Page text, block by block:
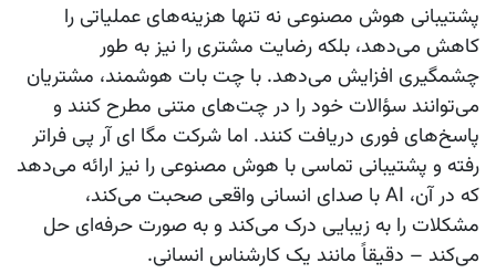
پشتیبانی هوش مصنوعی نه تنها هزینه‌های عملیاتی را
کاهش می‌دهد، بلکه رضایت مشتری را نیز به طور
چشمگیری افزایش می‌دهد. با چت بات هوشمند، مشتریان
می‌توانند سؤالات خود را در چت‌های متنی مطرح کنند و
پاسخ‌های فوری دریافت کنند. اما شرکت مگا ای آر پی فراتر
رفته و پشتیبانی تماسی با هوش مصنوعی را نیز ارائه می‌دهد
که در آن، AI با صدای انسانی واقعی صحبت می‌کند،
مشکلات را به زیبایی درک می‌کند و به صورت حرفه‌ای حل
می‌کند – دقیقاً مانند یک کارشناس انسانی.